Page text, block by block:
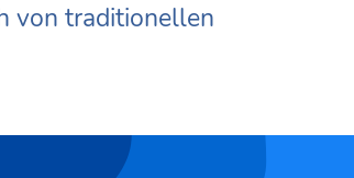
von traditionellen